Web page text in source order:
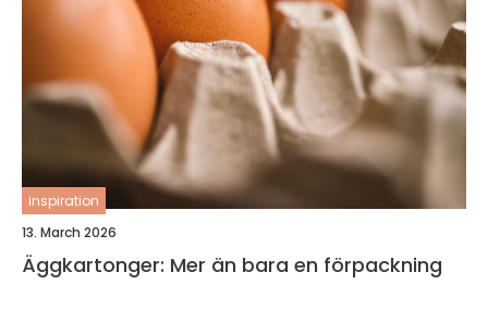
inspiration
13. March 2026
Äggkartonger: Mer än bara en förpackning